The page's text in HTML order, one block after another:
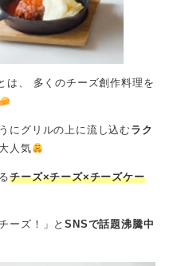
は、 多くのチーズ創作料理を
にグリルの上に流し込む ラク
人気
チーズ×チーズ×チーズケー
ーズ！」とSNSで話題沸騰中